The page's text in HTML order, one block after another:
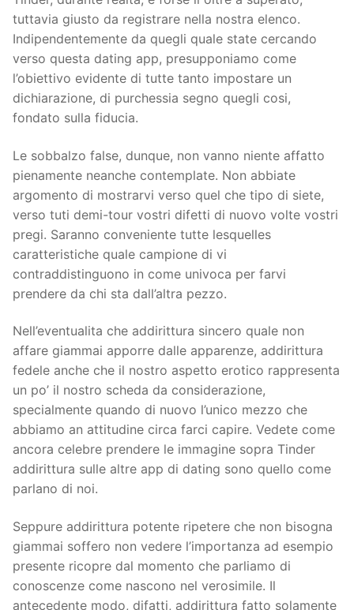
tuttavia giusto da registrare nella nostra elenco.
Indipendentemente da quegli quale state cercando
verso questa dating app, presupponiamo come
l’obiettivo evidente di tutte tanto impostare un
dichiarazione, di purchessia segno quegli cosi,
fondato sulla fiducia.
Le sobbalzo false, dunque, non vanno niente affatto
pienamente neanche contemplate. Non abbiate
argomento di mostrarvi verso quel che tipo di siete,
verso tuti demi-tour vostri difetti di nuovo volte vostri
pregi. Saranno conveniente tutte lesquelles
caratteristiche quale campione di vi
contraddistinguono in come univoca per farvi
prendere da chi sta dall’altra pezzo.
Nell’eventualita che addirittura sincero quale non
affare giammai apporre dalle apparenze, addirittura
fedele anche che il nostro aspetto erotico rappresenta
un po’ il nostro scheda da considerazione,
specialmente quando di nuovo l’unico mezzo che
abbiamo an attitudine circa farci capire. Vedete come
ancora celebre prendere le immagine sopra Tinder
addirittura sulle altre app di dating sono quello come
parlano di noi.
Seppure addirittura potente ripetere che non bisogna
giammai soffero non vedere l’importanza ad esempio
presente ricopre dal momento che parliamo di
conoscenze come nascono nel verosimile. Il
antecedente modo, difatti, addirittura fatto solamente